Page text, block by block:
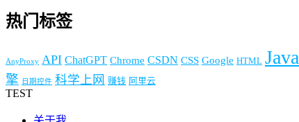
热门标签
AnyProxy API ChatGPT Chrome CSDN CSS Google HTML Java
擎
日期控件 科学上网 赚钱 阿里云
TEST